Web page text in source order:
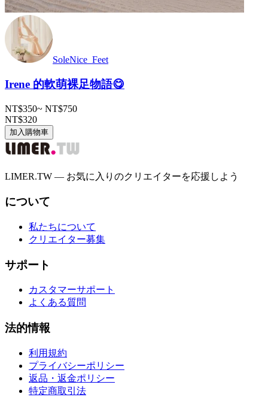
SoleNice_Feet
Irene 的軟萌裸足物語😋
NT$350~ NT$750
NT$320
加入購物車
LIMER.TW — お気に入りのクリエイターを応援しよう
について
私たちについて
クリエイター募集
サポート
カスタマーサポート
よくある質問
法的情報
利用規約
プライバシーポリシー
返品・返金ポリシー
特定商取引法